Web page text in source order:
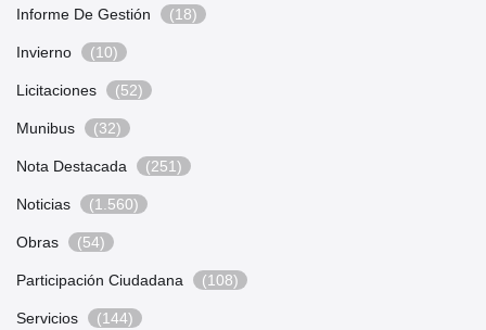
Informe De Gestión (18)
Invierno (10)
Licitaciones (52)
Munibus (32)
Nota Destacada (251)
Noticias (1.560)
Obras (54)
Participación Ciudadana (108)
Servicios (144)